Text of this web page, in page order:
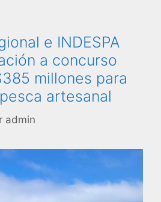
e INDESPA
a concurso
millones para
artesanal
admin